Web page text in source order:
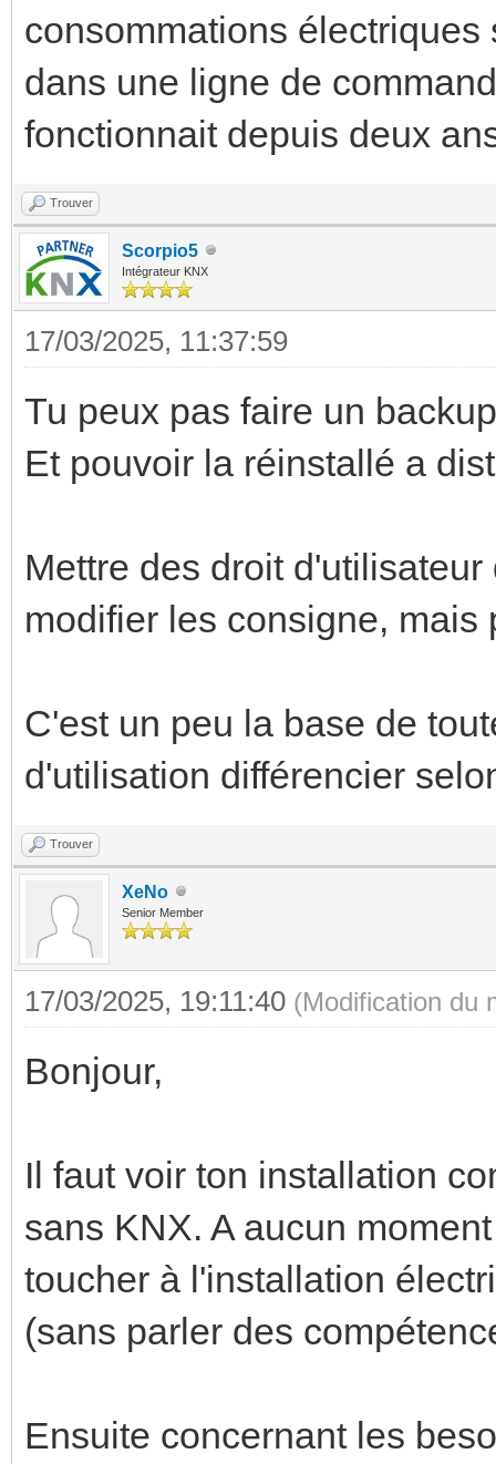
consommations
dans une ligne de
fonctionnait depuis deux
Trouver
Scorpio5
Intégrateur KNX
17/03/2025, 11:37:59
Tu peux pas faire un
Et pouvoir la réinstallé a
Mettre des droit
modifier les consigne, mais
C'est un peu la base de
d'utilisation différencier
Trouver
XeNo
Senior Member
17/03/2025, 19:11:40 (Modification du
Bonjour,
Il faut voir ton installation
sans KNX. A aucun
toucher à l'installation
(sans parler des
Ensuite concernant les